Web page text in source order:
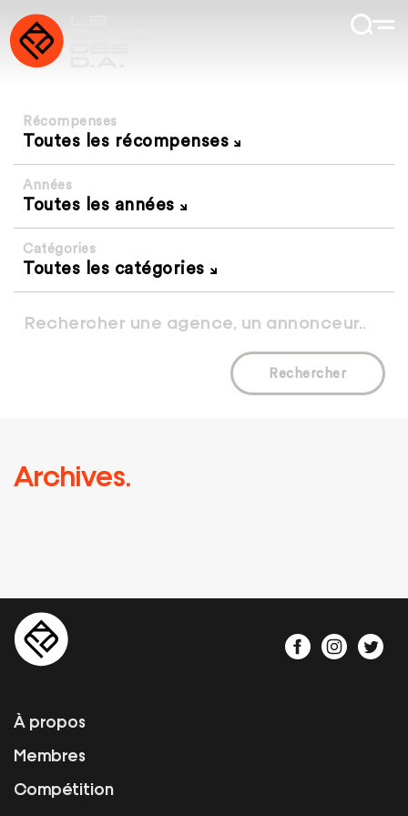
Récompenses
Toutes les récompenses
Années
Toutes les années
Catégories
Toutes les catégories
Rechercher
Archives.
À propos
Membres
Compétition